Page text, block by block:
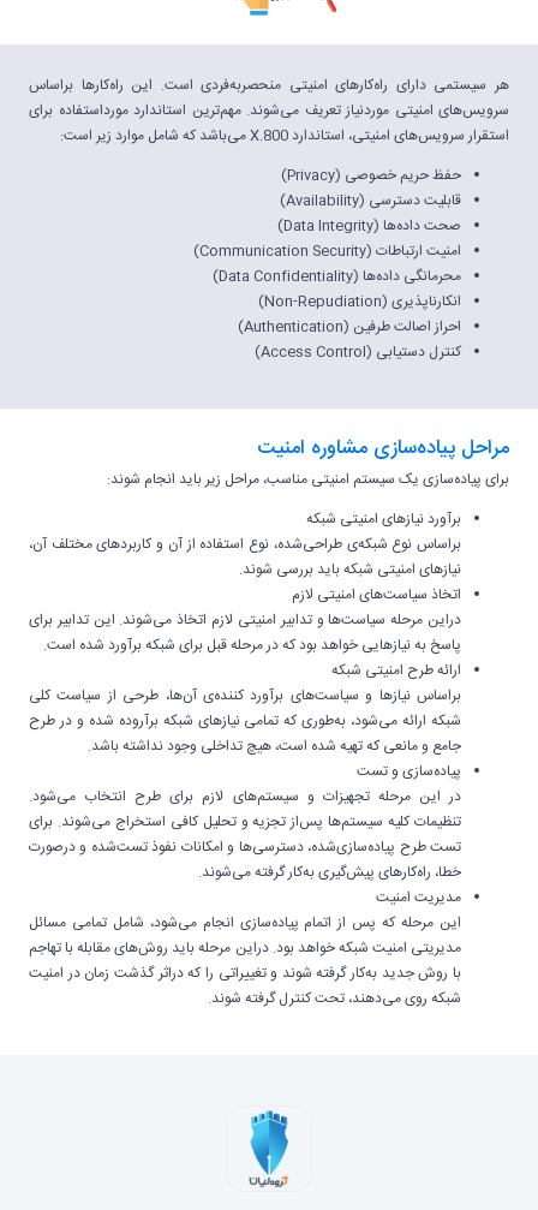
هر سیستمی دارای راه‌کارهای امنیتی منحصربه‌فردی است. این راه‌کارها براساس
سرویس‌های امنیتی موردنیاز تعریف می‌شوند. مهم‌ترین استاندارد مورداستفاده برای
استقرار سرویس‌های امنیتی، استاندارد X.800 می‌باشد که شامل موارد زیر است:
حفظ حریم خصوصی (Privacy)
قابلیت دسترسی (Availability)
صحت داده‌ها (Data Integrity)
امنیت ارتباطات (Communication Security)
محرمانگی داده‌ها (Data Confidentiality)
انکارناپذیری (Non-Repudiation)
احراز اصالت طرفین (Authentication)
کنترل دستیابی (Access Control)
مراحل پیاده‌سازی مشاوره امنیت
برای پیاده‌سازی یک سیستم امنیتی مناسب، مراحل زیر باید انجام شوند:
برآورد نیازهای امنیتی شبکه
براساس نوع شبکه‌ی طراحی‌شده، نوع استفاده از آن و کاربردهای مختلف آن،
نیازهای امنیتی شبکه باید بررسی شوند.
اتخاذ سیاست‌های امنیتی لازم
دراین مرحله سیاست‌ها و تدابیر امنیتی لازم اتخاذ می‌شوند. این تدابیر برای
پاسخ به نیازهایی خواهد بود که در مرحله قبل برای شبکه برآورد شده است.
ارائه طرح امنیتی شبکه
براساس نیازها و سیاست‌های برآورد کننده‌ی آن‌ها، طرحی از سیاست کلی
شبکه ارائه می‌شود، به‌طوری که تمامی نیازهای شبکه برآروده شده و در طرح
جامع و مانعی که تهیه شده است، هیچ تداخلی وجود نداشته باشد.
پیاده‌سازی و تست
در این مرحله تجهیزات و سیستم‌های لازم برای طرح انتخاب می‌شود.
تنظیمات کلیه سیستم‌ها پس‌از تجزیه و تحلیل کافی استخراج می‌شوند. برای
تست طرح پیاده‌سازی‌شده، دسترسی‌ها و امکانات نفوذ تست‌شده و درصورت
خطا، راه‌کارهای پیش‌گیری به‌کار گرفته می‌شوند.
مدیریت امنیت
این مرحله که پس از اتمام پیاده‌سازی انجام می‌شود، شامل تمامی مسائل
مدیریتی امنیت شبکه خواهد بود. دراین مرحله باید روش‌های مقابله با تهاجم
با روش جدید به‌کار گرفته شوند و تغییراتی را که دراثر گذشت زمان در امنیت
شبکه روی می‌دهند، تحت کنترل گرفته شوند.